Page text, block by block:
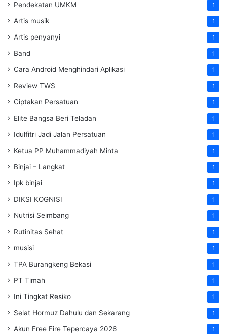
Pendekatan UMKM 1
Artis musik 1
Artis penyanyi 1
Band 1
Cara Android Menghindari Aplikasi 1
Review TWS 1
Ciptakan Persatuan 1
Elite Bangsa Beri Teladan 1
Idulfitri Jadi Jalan Persatuan 1
Ketua PP Muhammadiyah Minta 1
Binjai – Langkat 1
Ipk binjai 1
DIKSI KOGNISI 1
Nutrisi Seimbang 1
Rutinitas Sehat 1
musisi 1
TPA Burangkeng Bekasi 1
PT Timah 1
Ini Tingkat Resiko 1
Selat Hormuz Dahulu dan Sekarang 1
Akun Free Fire Tepercaya 2026 1